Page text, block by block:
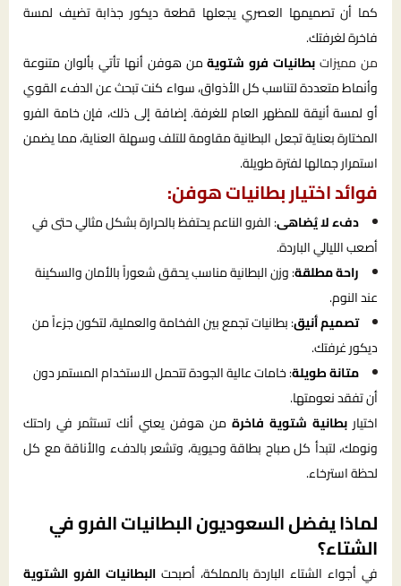
كما أن تصميمها العصري يجعلها قطعة ديكور جذابة تضيف لمسة
فاخرة لغرفتك.
من مميزاتبطانيات فرو شتويةمن هوفن أنها تأتي بألوان متنوعة
وأنماط متعددة لتناسب كل الأذواق، سواء كنت تبحث عن الدفء القوي
أو لمسة أنيقة للمظهر العام للغرفة. إضافة إلى ذلك، فإن خامة الفرو
المختارة بعناية تجعل البطانية مقاومة للتلف وسهلة العناية، مما يضمن
استمرار جمالها لفترة طويلة.
فوائد اختيار بطانيات هوفن:
دفء لا يُضاهى: الفرو الناعم يحتفظ بالحرارة بشكل مثالي حتى في
أصعب الليالي الباردة.
راحة مطلقة: وزن البطانية مناسب يحقق شعوراً بالأمان والسكينة
عند النوم.
تصميم أنيق: بطانيات تجمع بين الفخامة والعملية، لتكون جزءاً من
ديكور غرفتك.
متانة طويلة: خامات عالية الجودة تتحمل الاستخدام المستمر دون
أن تفقد نعومتها.
اختيار بطانية شتوية فاخرة من هوفن يعني أنك تستثمر في راحتك
ونومك، لتبدأ كل صباح بطاقة وحيوية، وتشعر بالدفء والأناقة مع كل
لحظة استرخاء.
لماذا يفضل السعوديون البطانيات الفرو في
الشتاء؟
في أجواء الشتاء الباردة بالمملكة، أصبحتالبطانيات الفرو الشتوية